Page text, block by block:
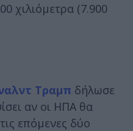
χιλιόμετρα (7.900
Τραμπ δήλωσε
αν οι ΗΠΑ θα
επόμενες δύο